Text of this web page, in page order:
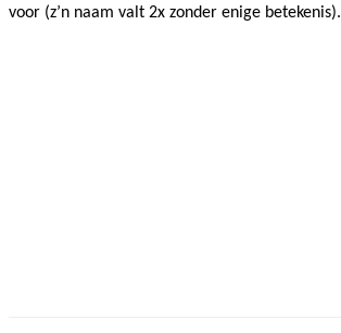
voor (z’n naam valt 2x zonder enige betekenis).